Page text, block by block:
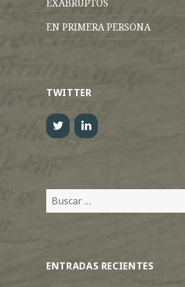
EXABRUPTOS
EN PRIMERA PERSONA
TWITTER
Buscar:
ENTRADAS RECIENTES